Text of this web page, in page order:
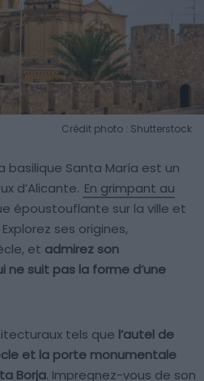
Crédit photo : Shutterstock
basilique Santa María est un
d’Alicante. En grimpant au
époustouflante sur la ville et
ses origines,
et admirez son
suit pas la forme d’une
tels que l’autel de
et la porte monumentale
Borja. Impregnez-vous de son